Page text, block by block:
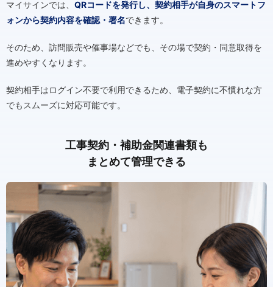
マイサインでは、 QRコードを発行し、契約相手が自身のスマートフ
ォンから契約内容を確認・署名できます。
そのため、訪問販売や催事場などでも、その場で契約・同意取得を
進めやすくなります。
契約相手はログイン不要で利用できるため、電子契約に不慣れな方
でもスムーズに対応可能です。
工事契約・補助金関連書類も
まとめて管理できる